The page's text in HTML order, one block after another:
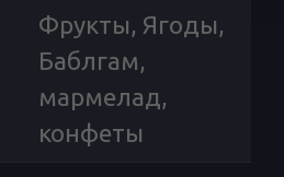
Фрукты, Ягоды,
Баблгам,
мармелад,
конфеты